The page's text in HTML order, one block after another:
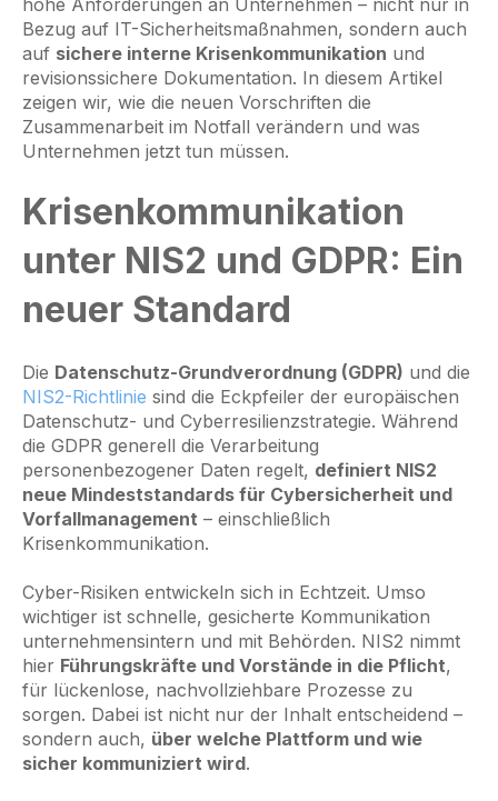
Bezug auf IT-Sicherheitsmaßnahmen, sondern auch
auf sichere interne Krisenkommunikation und
revisionssichere Dokumentation. In diesem Artikel
zeigen wir, wie die neuen Vorschriften die
Zusammenarbeit im Notfall verändern und was
Unternehmen jetzt tun müssen.
Krisenkommunikation
unter NIS2 und GDPR: Ein
neuer Standard
Die Datenschutz-Grundverordnung (GDPR) und die
NIS2-Richtlinie sind die Eckpfeiler der europäischen
Datenschutz- und Cyberresilienzstrategie. Während
die GDPR generell die Verarbeitung
personenbezogener Daten regelt, definiert NIS2
neue Mindeststandards für Cybersicherheit und
Vorfallmanagement – einschließlich
Krisenkommunikation.
Cyber-Risiken entwickeln sich in Echtzeit. Umso
wichtiger ist schnelle, gesicherte Kommunikation
unternehmensintern und mit Behörden. NIS2 nimmt
hier Führungskräfte und Vorstände in die Pflicht,
für lückenlose, nachvollziehbare Prozesse zu
sorgen. Dabei ist nicht nur der Inhalt entscheidend –
sondern auch, über welche Plattform und wie
sicher kommuniziert wird.